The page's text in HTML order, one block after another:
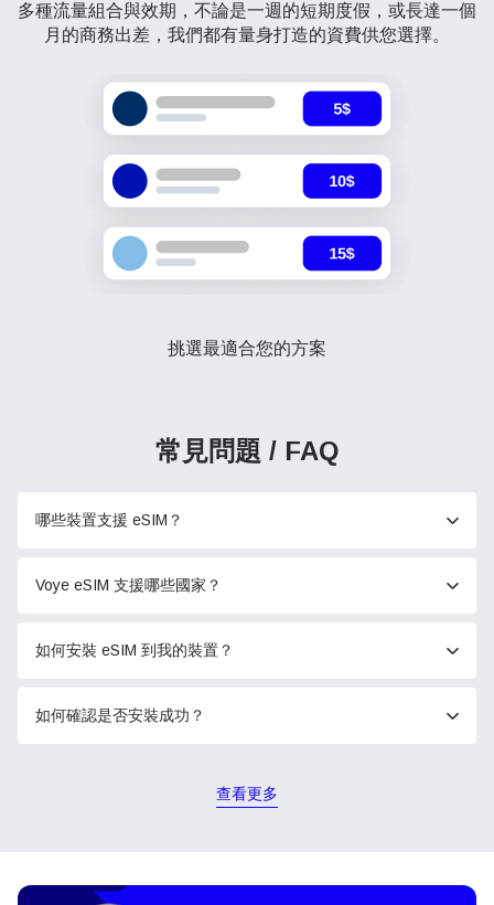
多種流量組合與效期，不論是一週的短期度假，或長達一個
月的商務出差，我們都有量身打造的資費供您選擇。
挑選最適合您的方案
常見問題 / FAQ
哪些裝置支援 eSIM？
Voye eSIM 支援哪些國家？
如何安裝 eSIM 到我的裝置？
如何確認是否安裝成功？
查看更多